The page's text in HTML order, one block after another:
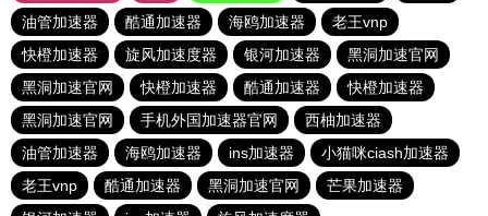
油管加速器
酷通加速器 海鸥加速器
老王vnp
快橙加速器
旋风加速度器 银河加速器
黑洞加速官网
黑洞加速官网
快橙加速器 酷通加速器
快橙加速器
黑洞加速官网
手机外国加速器官网
西柚加速器
油管加速器
海鸥加速器 ins加速器
小猫咪ciash加速器
老王vnp
酷通加速器 黑洞加速官网
芒果加速器